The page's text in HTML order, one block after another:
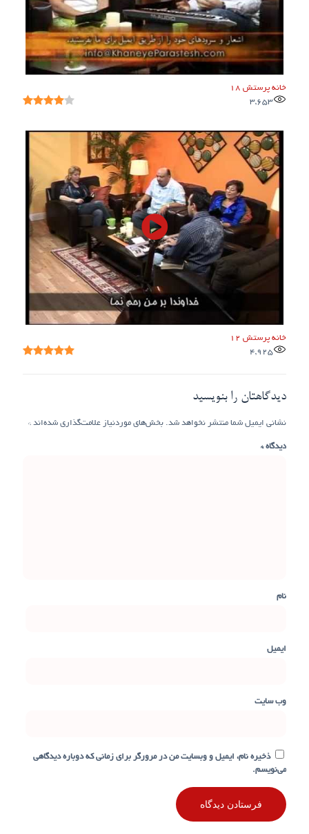
خانه پرستش 18
3,653
خانه پرستش 12
4,925
دیدگاهتان را بنویسید
نشانی ایمیل شما منتشر نخواهد شد. بخش‌های موردنیاز علامت‌گذاری شده‌اند *
دیدگاه*
نام
ایمیل
وب‌ سایت
ذخیره نام، ایمیل و وبسایت من در مرورگر برای زمانی که دوباره دیدگاهی
می‌نویسم.